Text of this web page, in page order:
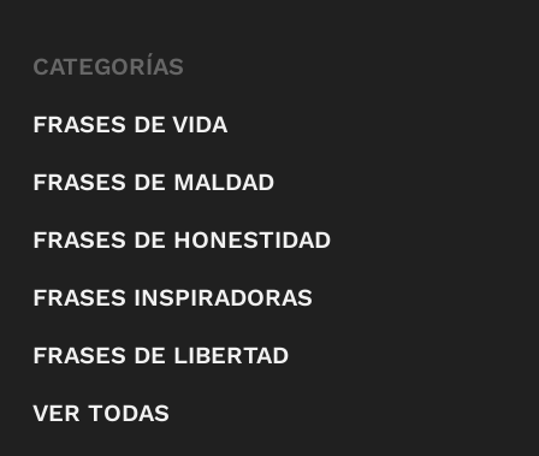
CATEGORÍAS
FRASES DE VIDA
FRASES DE MALDAD
FRASES DE HONESTIDAD
FRASES INSPIRADORAS
FRASES DE LIBERTAD
VER TODAS